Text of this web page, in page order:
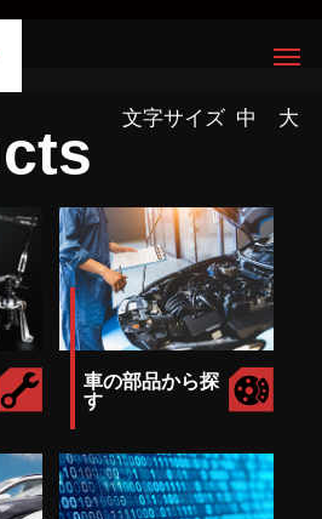
文字サイズ 中 大
車の部品から探
す